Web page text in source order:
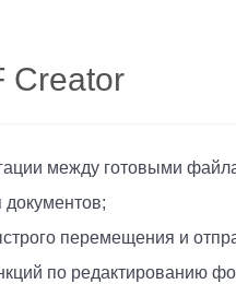
Creator
между готовыми
перемещения и
по редактированию